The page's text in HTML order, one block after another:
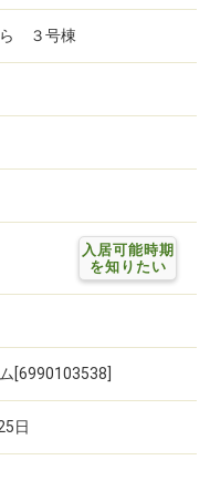
ら ３号棟
入居可能時期
を知りたい
[6990103538]
日